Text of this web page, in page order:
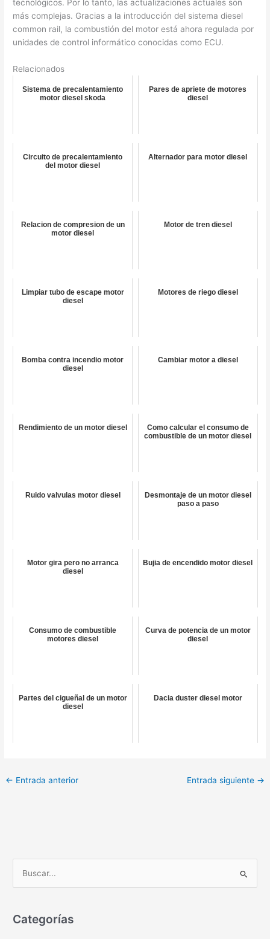
tecnológicos. Por lo tanto, las actualizaciones actuales son
más complejas. Gracias a la introducción del sistema diesel
common rail, la combustión del motor está ahora regulada por
unidades de control informático conocidas como ECU.
Relacionados
Sistema de precalentamiento
motor diesel skoda
Pares de apriete de motores
diesel
Circuito de precalentamiento
del motor diesel
Alternador para motor diesel
Relacion de compresion de un
motor diesel
Motor de tren diesel
Limpiar tubo de escape motor
diesel
Motores de riego diesel
Bomba contra incendio motor
diesel
Cambiar motor a diesel
Rendimiento de un motor diesel
Como calcular el consumo de
combustible de un motor diesel
Ruido valvulas motor diesel
Desmontaje de un motor diesel
paso a paso
Motor gira pero no arranca
diesel
Bujia de encendido motor diesel
Consumo de combustible
motores diesel
Curva de potencia de un motor
diesel
Partes del cigueñal de un motor
diesel
Dacia duster diesel motor
← Entrada anterior Entrada siguiente →
c
Categorías